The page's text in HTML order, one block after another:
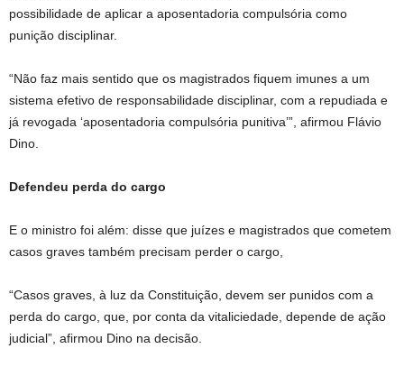
possibilidade de aplicar a aposentadoria compulsória como
punição disciplinar.
“Não faz mais sentido que os magistrados fiquem imunes a um
sistema efetivo de responsabilidade disciplinar, com a repudiada e
já revogada ‘aposentadoria compulsória punitiva’”, afirmou Flávio
Dino.
Defendeu perda do cargo
E o ministro foi além: disse que juízes e magistrados que cometem
casos graves também precisam perder o cargo,
“Casos graves, à luz da Constituição, devem ser punidos com a
perda do cargo, que, por conta da vitaliciedade, depende de ação
judicial”, afirmou Dino na decisão.